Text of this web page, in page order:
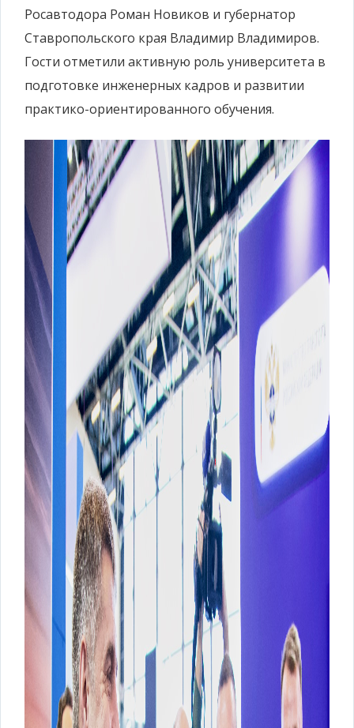
Росавтодора Роман Новиков и губернатор
Ставропольского края Владимир Владимиров.
Гости отметили активную роль университета в
подготовке инженерных кадров и развитии
практико-ориентированного обучения.